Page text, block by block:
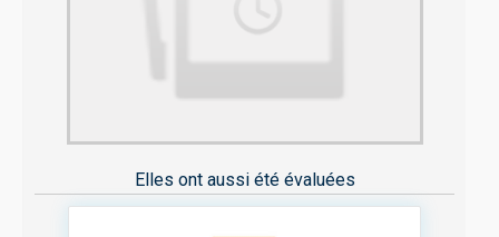
Elles ont aussi été évaluées